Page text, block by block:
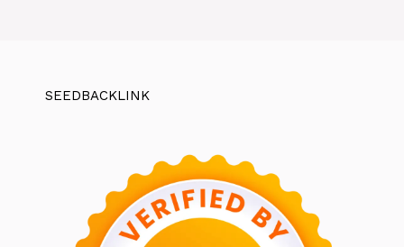
SEEDBACKLINK